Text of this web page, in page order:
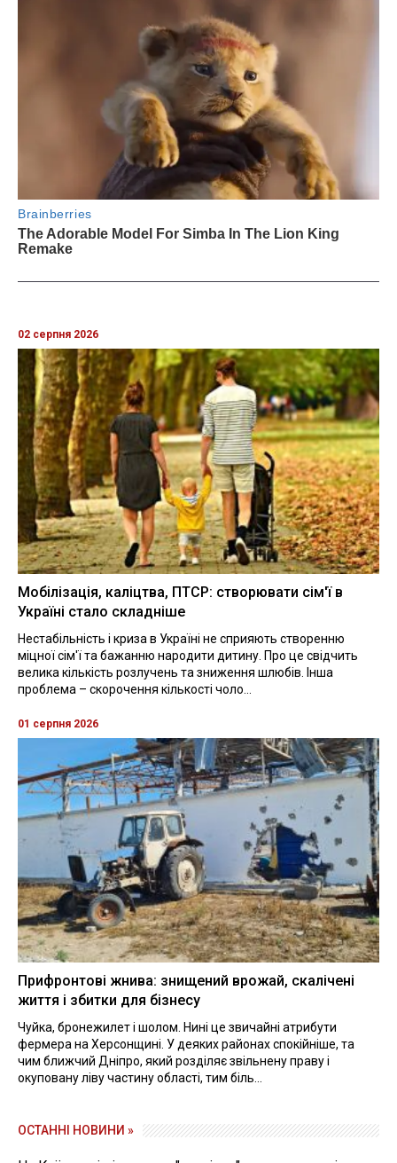
02 серпня 2026
Мобілізація, каліцтва, ПТСР: створювати сім'ї в
Україні стало складніше
Нестабільність і криза в Україні не сприяють створенню
міцної сім'ї та бажанню народити дитину. Про це свідчить
велика кількість розлучень та зниження шлюбів. Інша
проблема – скорочення кількості чоло...
01 серпня 2026
Прифронтові жнива: знищений врожай, скалічені
життя і збитки для бізнесу
Чуйка, бронежилет і шолом. Нині це звичайні атрибути
фермера на Херсонщині. У деяких районах спокійніше, та
чим ближчий Дніпро, який розділяє звільнену праву і
окуповану ліву частину області, тим біль...
ОСТАННІ НОВИНИ »